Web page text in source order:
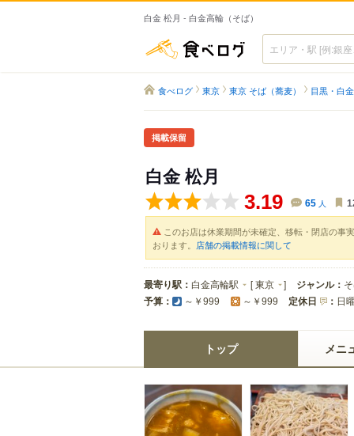
白金 松月 - 白金高輪（そば）
食べログ
食べログ 東京 東京 そば（蕎麦） 目黒・白
掲載保留
白金 松月
3.19 65 人
このお店は休業期間が未確定、移転・閉店の事
おります。 店舗の掲載情報に関して
最寄り駅： 白金高輪駅 [東京 ] ジャンル：
予算： ～￥999 ～￥999 定休日 ： 日
トップ メニ